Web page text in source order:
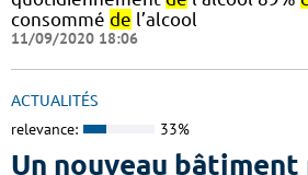
consommé de l’alcool
11/09/2020 18:06
ACTUALITÉS
relevance: 33%
Un nouveau bâtiment